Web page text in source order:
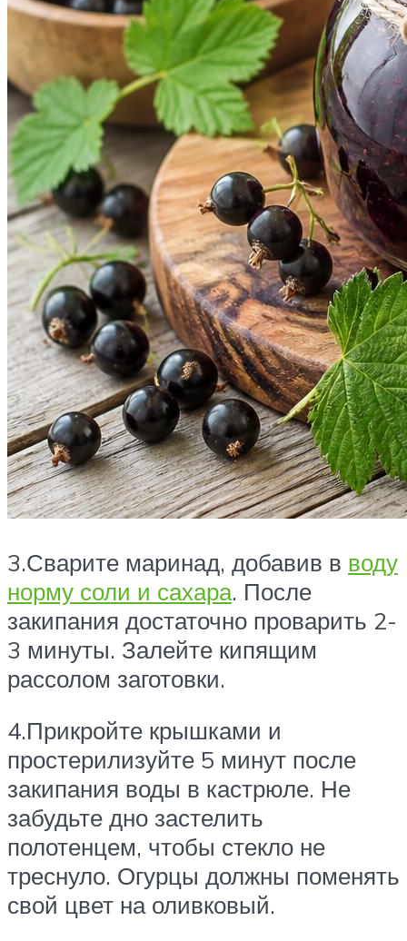
3.Сварите маринад, добавив в воду
норму соли и сахара. После
закипания достаточно проварить 2-
3 минуты. Залейте кипящим
рассолом заготовки.
4.Прикройте крышками и
простерилизуйте 5 минут после
закипания воды в кастрюле. Не
забудьте дно застелить
полотенцем, чтобы стекло не
треснуло. Огурцы должны поменять
свой цвет на оливковый.